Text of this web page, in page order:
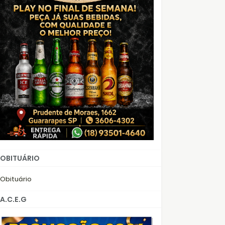
OBITUÁRIO
Obituário
A.C.E.G